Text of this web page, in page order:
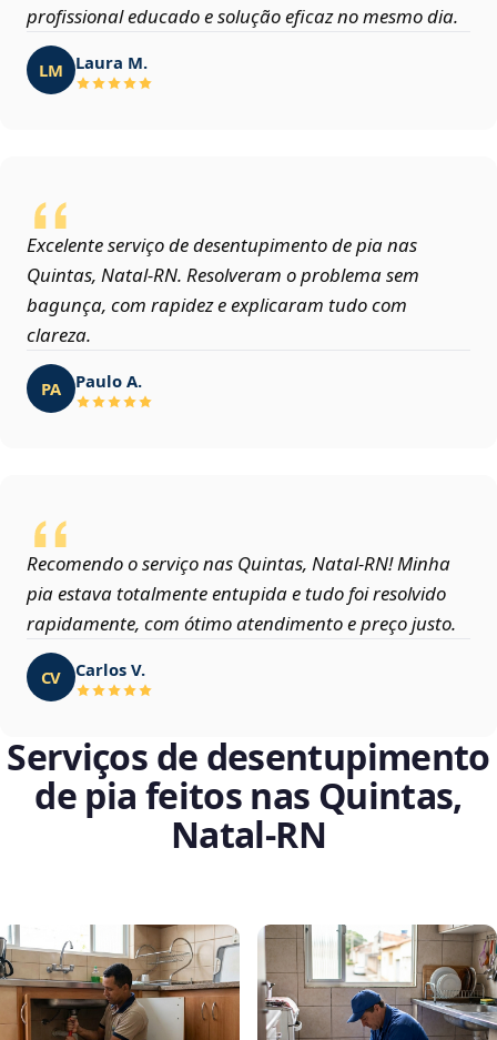
profissional educado e solução eficaz no mesmo dia.
LM Laura M.
Excelente serviço de desentupimento de pia nas
Quintas, Natal‑RN. Resolveram o problema sem
bagunça, com rapidez e explicaram tudo com
clareza.
PA Paulo A.
Recomendo o serviço nas Quintas, Natal‑RN! Minha
pia estava totalmente entupida e tudo foi resolvido
rapidamente, com ótimo atendimento e preço justo.
CV Carlos V.
Serviços de desentupimento
de pia feitos nas Quintas,
Natal‑RN